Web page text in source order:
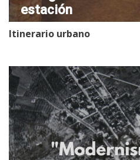
estación
Itinerario urbano